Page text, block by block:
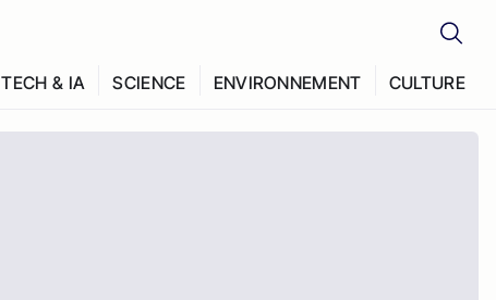
TECH & IA SCIENCE ENVIRONNEMENT CULTURE